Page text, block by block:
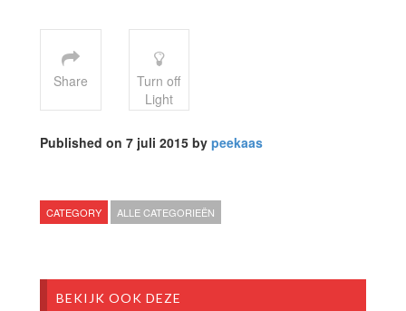
Share
Turn off
Light
Published on 7 juli 2015 by peekaas
CATEGORY ALLE CATEGORIEËN
BEKIJK OOK DEZE